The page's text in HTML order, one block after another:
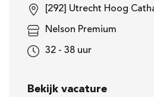
[292] Utrecht Hoog
Nelson Premium
32 - 38 uur
Bekijk vacature